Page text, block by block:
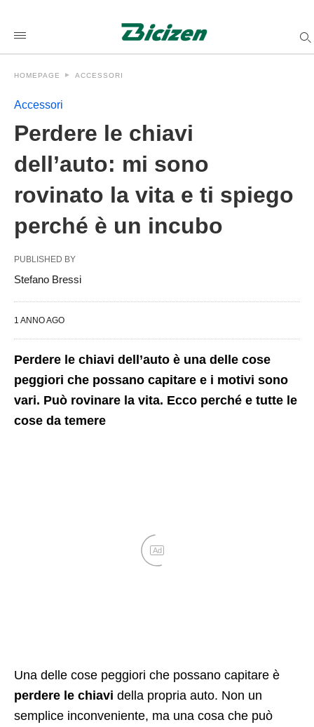
/2025/06/14/perdere-
chiavi-
mi-
rovinato-
vita-
spiego-
perche-
un-
incubo/amp/
HOMEPAGE ACCESSORI
Accessori
Perdere le chiavi
dell’auto: mi sono
rovinato la vita e ti spiego
perché è un incubo
PUBLISHED BY
Stefano Bressi
1 ANNO AGO
Perdere le chiavi dell’auto è una delle cose
peggiori che possano capitare e i motivi sono
vari. Può rovinare la vita. Ecco perché e tutte le
cose da temere
Ad
Una delle cose peggiori che possano capitare è
perdere le chiavi della propria auto. Non un
semplice inconveniente, ma una cosa che può